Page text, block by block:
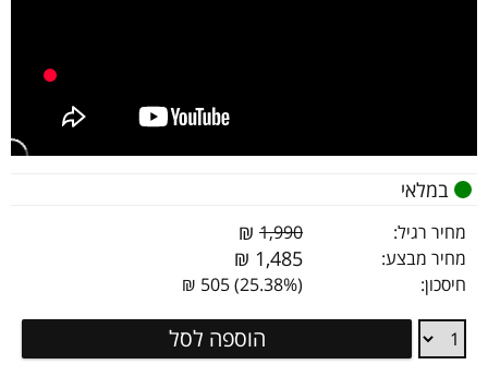
במלאי
מחיר רגיל: 1,990
₪
מחיר מבצע: 1,485
₪
חיסכון:
(25.38%) 505 ₪
זרוע
תקרה
הוספה לסל